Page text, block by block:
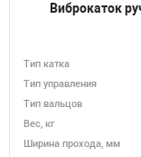
Виброкаток
Тип катка
Тип управления
Тип вальцов
Вес, кг
Ширина прохода, мм